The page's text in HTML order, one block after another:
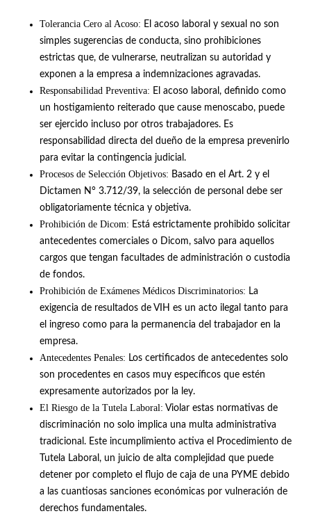
Tolerancia Cero al Acoso: El acoso laboral y sexual no son
simples sugerencias de conducta, sino prohibiciones
estrictas que, de vulnerarse, neutralizan su autoridad y
exponen a la empresa a indemnizaciones agravadas.
Responsabilidad Preventiva: El acoso laboral, definido como
un hostigamiento reiterado que cause menoscabo, puede
ser ejercido incluso por otros trabajadores. Es
responsabilidad directa del dueño de la empresa prevenirlo
para evitar la contingencia judicial .
Procesos de Selección Objetivos: Basado en el Art. 2 y el
Dictamen N° 3.712/39, la selección de personal debe ser
obligatoriamente técnica y objetiva.
Prohibición de Dicom: Está estrictamente prohibido solicitar
antecedentes comerciales o Dicom, salvo para aquellos
cargos que tengan facultades de administración o custodia
de fondos.
Prohibición de Exámenes Médicos Discriminatorios: La
exigencia de resultados de VIH es un acto ilegal tanto para
el ingreso como para la permanencia del trabajador en la
empresa.
Antecedentes Penales: Los certificados de antecedentes solo
son procedentes en casos muy específicos que estén
expresamente autorizados por la ley.
El Riesgo de la Tutela Laboral: Violar estas normativas de
discriminación no solo implica una multa administrativa
tradicional . Este incumplimiento activa el Procedimiento de
Tutela Laboral, un juicio de alta complejidad que puede
detener por completo el flujo de caja de una PYME debido
a las cuantiosas sanciones económicas por vulneración de
derechos fundamentales.